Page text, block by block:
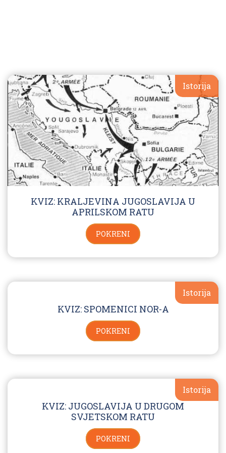
Istorija
KVIZ: KRALJEVINA JUGOSLAVIJA U
APRILSKOM RATU
POKRENI
Istorija
KVIZ: SPOMENICI NOR-A
POKRENI
Istorija
KVIZ: JUGOSLAVIJA U DRUGOM
SVJETSKOM RATU
POKRENI